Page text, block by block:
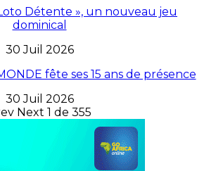
Détente », un nouveau jeu
dominical
30 Juil 2026
fête ses 15 ans de présence
30 Juil 2026
Next 1 de 355